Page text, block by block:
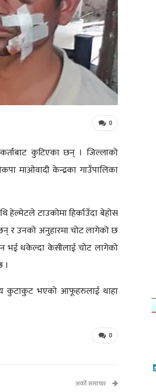
0
कुटिएका छन् । जिल्लाको
माओवादी केन्द्रका गाउँपालिका
हेल्मेटले टाउकोमा हिर्काउँदा बेहोस
र उनको अनुहारमा चोट लागेको छ
भई धकेल्दा केसीलाई चोट लागेको
।
कुटाकुट भएको आफूहरुलाई थाहा
0
अर्को समाचार